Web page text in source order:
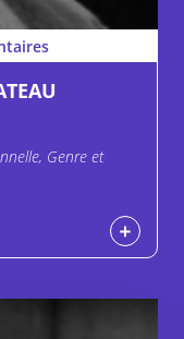
Genre et